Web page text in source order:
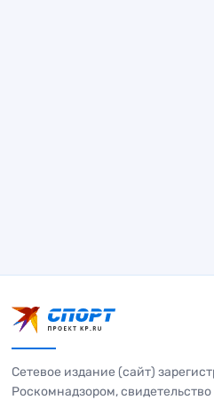
Сетевое издание (сайт)
Роскомнадзором,